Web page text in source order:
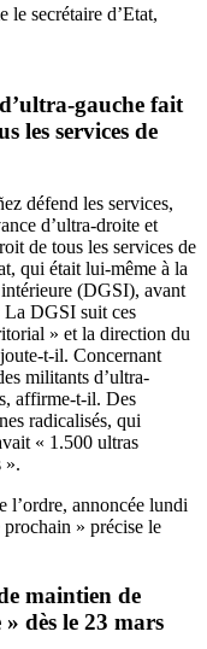
secrétaire d’Etat,
gauche fait
les services de
défend les services,
d’ultra-droite et
de tous les services de
qui était lui-même à la
(DGSI), avant
La DGSI suit ces
» et la direction du
t-il. Concernant
militants d’ultra-
affirme-t-il. Des
radicalisés, qui
« 1.500 ultras
».
l’ordre, annoncée lundi
» précise le
maintien de
dès le 23 mars